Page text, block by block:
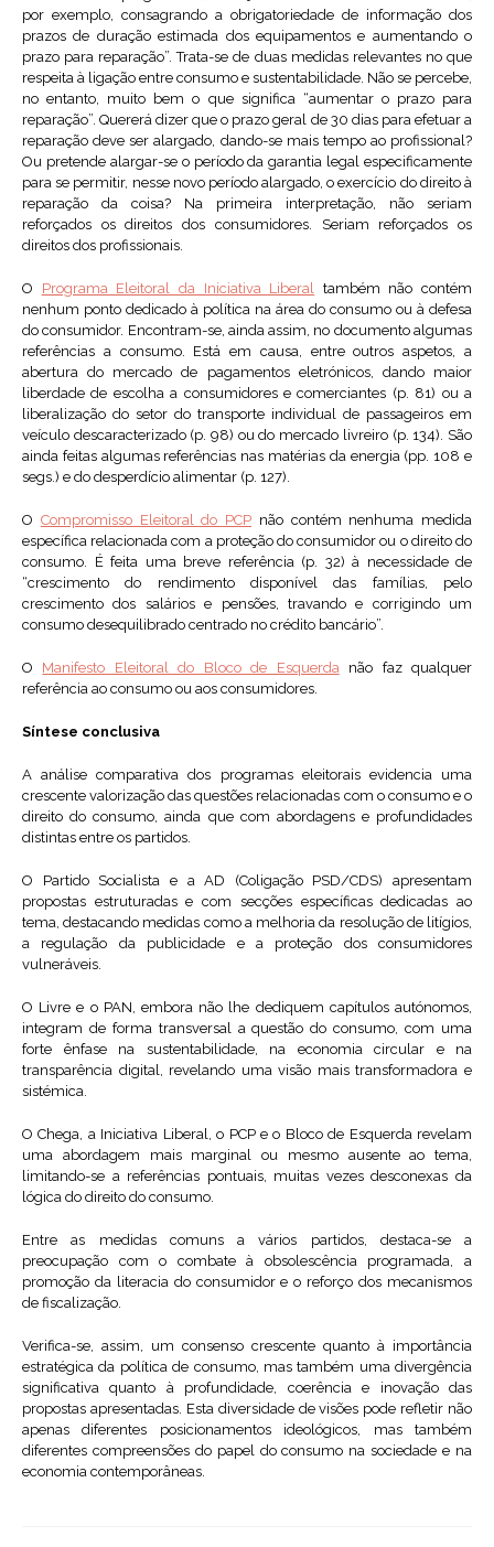
por exemplo, consagrando a obrigatoriedade de informação dos
prazos de duração estimada dos equipamentos e aumentando o
prazo para reparação”. Trata-se de duas medidas relevantes no que
respeita à ligação entre consumo e sustentabilidade. Não se percebe,
no entanto, muito bem o que significa “aumentar o prazo para
reparação”. Quererá dizer que o prazo geral de 30 dias para efetuar a
reparação deve ser alargado, dando-se mais tempo ao profissional?
Ou pretende alargar-se o período da garantia legal especificamente
para se permitir, nesse novo período alargado, o exercício do direito à
reparação da coisa? Na primeira interpretação, não seriam
reforçados os direitos dos consumidores. Seriam reforçados os
direitos dos profissionais.
O Programa Eleitoral da Iniciativa Liberal também não contém
nenhum ponto dedicado à política na área do consumo ou à defesa
do consumidor. Encontram-se, ainda assim, no documento algumas
referências a consumo. Está em causa, entre outros aspetos, a
abertura do mercado de pagamentos eletrónicos, dando maior
liberdade de escolha a consumidores e comerciantes (p. 81) ou a
liberalização do setor do transporte individual de passageiros em
veículo descaracterizado (p. 98) ou do mercado livreiro (p. 134). São
ainda feitas algumas referências nas matérias da energia (pp. 108 e
segs.) e do desperdício alimentar (p. 127).
O Compromisso Eleitoral do PCP não contém nenhuma medida
específica relacionada com a proteção do consumidor ou o direito do
consumo. É feita uma breve referência (p. 32) à necessidade de
“crescimento do rendimento disponível das famílias, pelo
crescimento dos salários e pensões, travando e corrigindo um
consumo desequilibrado centrado no crédito bancário”.
O Manifesto Eleitoral do Bloco de Esquerdanão faz qualquer
referência ao consumo ou aos consumidores.
Síntese conclusiva
A análise comparativa dos programas eleitorais evidencia uma
crescente valorização das questões relacionadas com o consumo e o
direito do consumo, ainda que com abordagens e profundidades
distintas entre os partidos.
O Partido Socialista e a AD (Coligação PSD/CDS) apresentam
propostas estruturadas e com secções específicas dedicadas ao
tema, destacando medidas como a melhoria da resolução de litígios,
a regulação da publicidade e a proteção dos consumidores
vulneráveis.
O Livre e o PAN, embora não lhe dediquem capítulos autónomos,
integram de forma transversal a questão do consumo, com uma
forte ênfase na sustentabilidade, na economia circular e na
transparência digital, revelando uma visão mais transformadora e
sistémica.
O Chega, a Iniciativa Liberal, o PCP e o Bloco de Esquerda revelam
uma abordagem mais marginal ou mesmo ausente ao tema,
limitando-se a referências pontuais, muitas vezes desconexas da
lógica do direito do consumo.
Entre as medidas comuns a vários partidos, destaca-se a
preocupação com o combate à obsolescência programada, a
promoção da literacia do consumidor e o reforço dos mecanismos
de fiscalização.
Verifica-se, assim, um consenso crescente quanto à importância
estratégica da política de consumo, mas também uma divergência
significativa quanto à profundidade, coerência e inovação das
propostas apresentadas. Esta diversidade de visões pode refletir não
apenas diferentes posicionamentos ideológicos, mas também
diferentes compreensões do papel do consumo na sociedade e na
economia contemporâneas.